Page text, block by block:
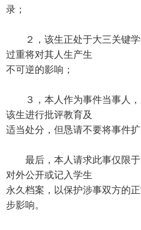
录；
２，该生正处于大三关键学
过重将对其人生产生
不可逆的影响；
３，本人作为事件当事人，
该生进行批评教育及
适当处分，但恳请不要将事件扩
最后，本人请求此事仅限于
对外公开或记入学生
永久档案，以保护涉事双方的
步影响。